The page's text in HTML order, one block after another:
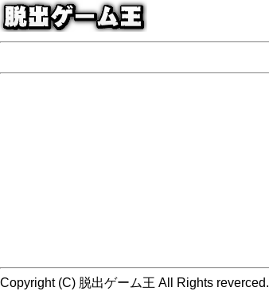
Copyright (C) 脱出ゲーム王 All Rights reverced.